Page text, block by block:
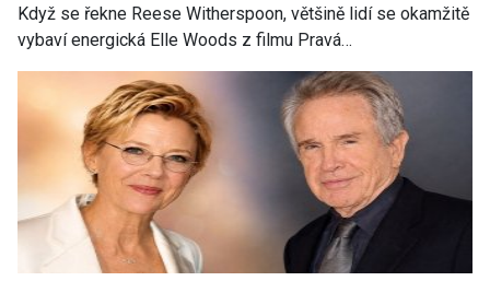
Když se řekne Reese Witherspoon, většině lidí se okamžitě
vybaví energická Elle Woods z filmu Pravá…